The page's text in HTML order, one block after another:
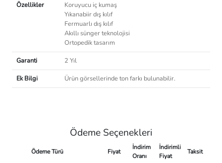
Özellikler
Koruyucu iç kumaş
Yıkanabiir dış kılıf
Fermuarlı dış kılıf
Akıllı sünger teknolojisi
Ortopedik tasarım
Garanti
2 Yıl
Ek Bilgi
Ürün görsellerinde ton farkı bulunabilir.
Ödeme Seçenekleri
Ödeme Türü Fiyat
İndirim
Oranı
İndirimli
Fiyat
Taksit